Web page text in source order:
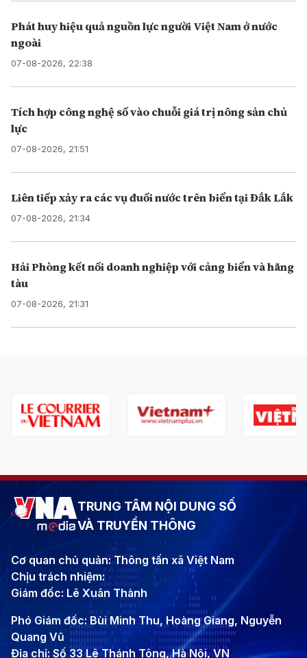
Phát huy hiệu quả nguồn lực người Việt Nam ở nước
ngoài
07-08-2026, 22:38
Tích hợp công nghệ số vào chuỗi giá trị nông sản chủ
lực
07-08-2026, 21:51
Liên tiếp xảy ra các vụ đuối nước trên biển tại Đắk Lắk
07-08-2026, 21:34
Hải Phòng kết nối doanh nghiệp với cảng biển và hãng
tàu
07-08-2026, 21:31
TRUNG TÂM NỘI DUNG SỐ
VÀ TRUYỀN THÔNG
Cơ quan chủ quản: Thông tấn xã Việt Nam
Chịu trách nhiệm:
Giám đốc: Lê Xuân Thành
Phó Giám đốc: Bùi Minh Thu, Hoàng Giang, Nguyễn
Quang Vũ
Địa chỉ: Số 33 Lê Thánh Tông, Hà Nội, VN